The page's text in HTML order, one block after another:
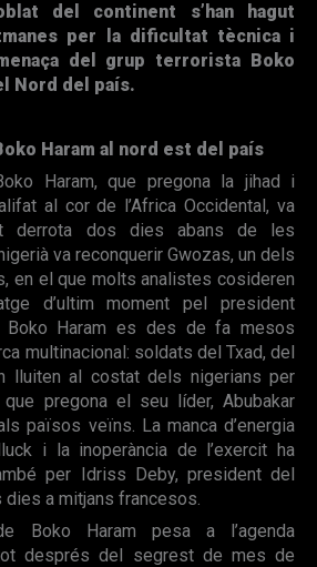
del continent s’han hagut
per la dificultat tècnica i
del grup terrorista Boko
Nord del país.
Haram al nord est del país
Haram, que pregona la jihad i
al cor de l’Africa Occidental, va
derrota dos dies abans de les
va reconquerir Gwozas, un dels
en el que molts analistes cosideren
d’ultim moment pel president
Boko Haram es des de fa mesos
multinacional: soldats del Txad, del
lluiten al costat dels nigerians per
pregona el seu líder, Abubakar
països veïns. La manca d’energia
i la inoperància de l’exercit ha
per Idriss Deby, president del
dies a mitjans francesos.
Boko Haram pesa a l’agenda
després del segrest de mes de